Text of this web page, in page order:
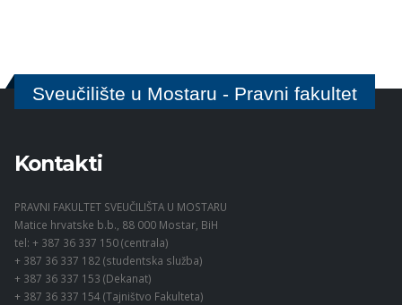
Sveučilište u Mostaru - Pravni fakultet
Kontakti
PRAVNI FAKULTET SVEUČILIŠTA U MOSTARU
Matice hrvatske b.b., 88 000 Mostar, BiH
tel: + 387 36 337 150 (centrala)
+ 387 36 337 182 (studentska služba)
+ 387 36 337 153 (Dekanat)
+ 387 36 337 154 (Tajništvo Fakulteta)